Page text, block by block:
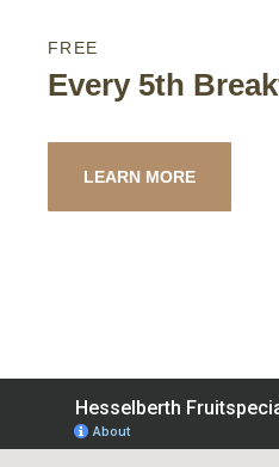
FREE
Every 5th
LEARN MORE